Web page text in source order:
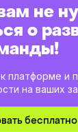
не
о
платформе и
на ваших
бесплатно